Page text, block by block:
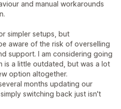
and manual workarounds
simpler setups, but
aware of the risk of overselling
support. I am considering going
is a little outdated, but was a lot
option altogether.
months updating our
switching back just isn't